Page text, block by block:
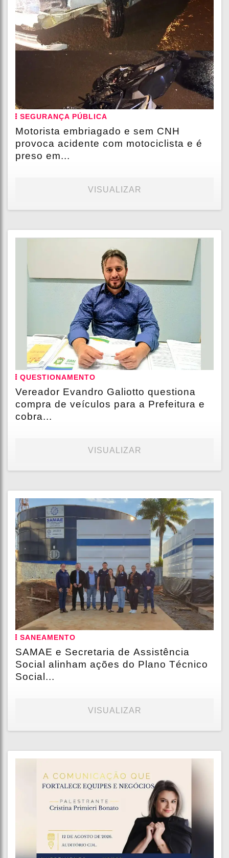
SEGURANÇA PÚBLICA
Motorista embriagado e sem CNH
provoca acidente com motociclista e é
preso em...
VISUALIZAR
QUESTIONAMENTO
Vereador Evandro Galiotto questiona
compra de veículos para a Prefeitura e
cobra...
VISUALIZAR
SANEAMENTO
SAMAE e Secretaria de Assistência
Social alinham ações do Plano Técnico
Social...
VISUALIZAR